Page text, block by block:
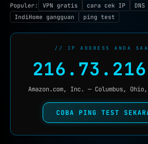
CEK IPV6 NEW
REVERSE IP
MAC LOOKUP
BLACKLIST CHECK
CEK KEBOCORAN VPN
DNS TOOLS
Populer: VPN gratis cara cek IP
IndiHome gangguan
ping test
// IP ADDRESS ANDA
Amazon.com, Inc. — Columbus,
COBA PING TEST